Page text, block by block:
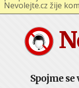
Spojme
Nevolejte.cz žije